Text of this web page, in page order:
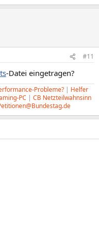
#11
-Datei eingetragen?
Probleme?| Helfer
PC | CB Netzteilwahnsinn